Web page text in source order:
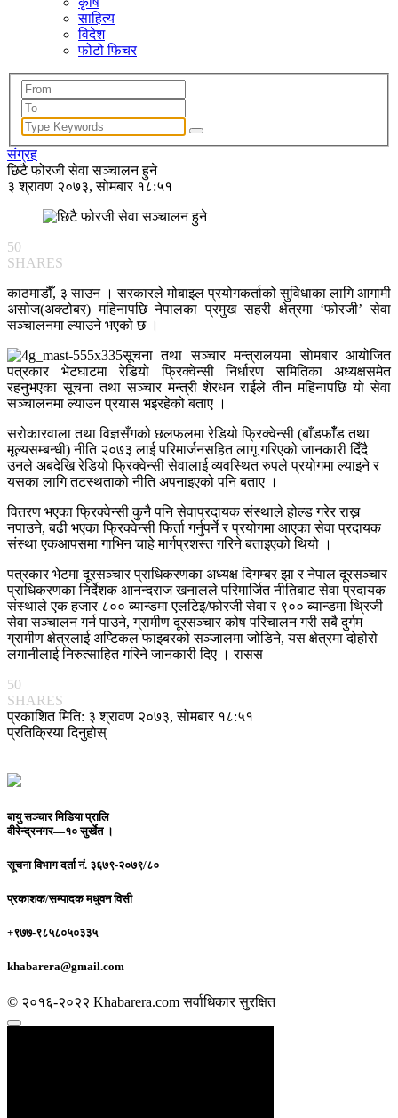
साहित्य
विदेश
फोटो फिचर
संग्रह
छिटै फोरजी सेवा सञ्चालन हुने
३ श्रावण २०७३, सोमबार १८:५१
50
SHARES
काठमाडौँ, ३ साउन । सरकारले मोबाइल प्रयोगकर्ताको सुविधाका लागि आगामी
असोज(अक्टोबर) महिनापछि नेपालका प्रमुख सहरी क्षेत्रमा ‘फोरजी’ सेवा
सञ्चालनमा ल्याउने भएको छ ।
सूचना तथा सञ्चार मन्त्रालयमा साेमबार आयोजित
पत्रकार भेटघाटमा रेडियो फ्रिक्वेन्सी निर्धारण समितिका अध्यक्षसमेत
रहनुभएका सूचना तथा सञ्चार मन्त्री शेरधन राईले तीन महिनापछि यो सेवा
सञ्चालनमा ल्याउन प्रयास भइरहेको बताए ।
सरोकारवाला तथा विज्ञसँगको छलफलमा रेडियो फ्रिक्वेन्सी (बाँडफाँँड तथा
मूल्यसम्बन्धी) नीति २०७३ लाई परिमार्जनसहित लागू गरिएको जानकारी दिँदै
उनले अबदेखि रेडियो फ्रिक्वेन्सी सेवालाई व्यवस्थित रुपले प्रयोगमा ल्याइने र
यसका लागि तटस्थताको नीति अपनाइएको पनि बताए ।
वितरण भएका फ्रिक्वेन्सी कुनै पनि सेवाप्रदायक संस्थाले होल्ड गरेर राख्न
नपाउने, बढी भएका फ्रिक्वेन्सी फिर्ता गर्नुपर्ने र प्रयोगमा आएका सेवा प्रदायक
संस्था एकआपसमा गाभिन चाहे मार्गप्रशस्त गरिने बताइएको थियो ।
पत्रकार भेटमा दूरसञ्चार प्राधिकरणका अध्यक्ष दिगम्बर झा र नेपाल दूरसञ्चार
प्राधिकरणका निर्देशक आनन्दराज खनालले परिमार्जित नीतिबाट सेवा प्रदायक
संस्थाले एक हजार ८०० ब्यान्डमा एलटिइ/फोरजी सेवा र ९०० ब्यान्डमा थ्रिजी
सेवा सञ्चालन गर्न पाउने, ग्रामीण दूरसञ्चार कोष परिचालन गरी सबै दुर्गम
ग्रामीण क्षेत्रलाई अप्टिकल फाइबरको सञ्जालमा जोडिने, यस क्षेत्रमा दोहोरो
लगानीलाई निरुत्साहित गरिने जानकारी दिए । रासस
50
SHARES
प्रकाशित मिति: ३ श्रावण २०७३, सोमबार १८:५१
प्रतिक्रिया दिनुहोस्
बायु सञ्चार मिडिया प्रालि
वीरेन्द्रनगर—१० सुर्खेत ।
सूचना विभाग दर्ता नं. ३६७९-२०७९/८०
प्रकाशक/सम्पादकमधुवन विसी
+९७७-९८५८०५०३३५
khabarera@gmail.com
© २०१६-२०२२ Khabarera.com सर्वाधिकार सुरक्षित